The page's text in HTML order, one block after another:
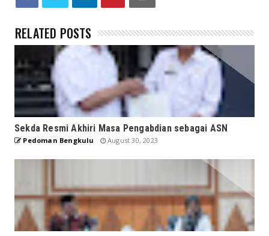
RELATED POSTS
Sekda Resmi Akhiri Masa Pengabdian sebagai ASN
Pedoman Bengkulu August 30, 2023